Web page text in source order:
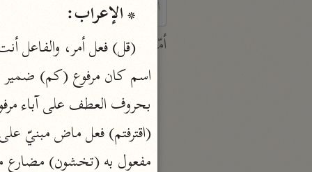
characters for results.
أمّهات
جامع البيان
ابن جرير الطبري (٣١٠ هـ)
نحو ٢٨ مجلدًا
تفسير القرآن العظيم
ابن كثير (٧٧٤ هـ)
* الإعراب: